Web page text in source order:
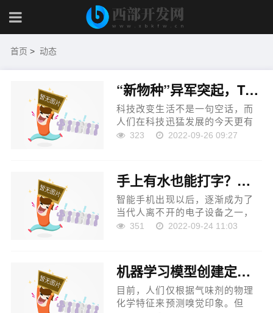
首页 > 动态
“新物种”异军突起，TCL全新双子舱复式分区洗衣机Q10面世
科技改变生活不是一句空话，而
人们在科技迅猛发展的今天更有
深刻的体会。TCL白家电自1997
消费者痛点，不断攻克技术难...
323 2022-09-26 09:27
手上有水也能打字？苹果专利可在潮湿状态下完成触控
智能手机出现以后，逐渐成为了
当代人离不开的电子设备之一，
不少人更是会在洗漱以及洗澡的
幕很容易出现失灵的情况...
351 2022-09-24 11:03
机器学习模型创建定制气味和香水
目前，人们仅根据气味剂的物理
化学特征来预测嗅觉印象。但